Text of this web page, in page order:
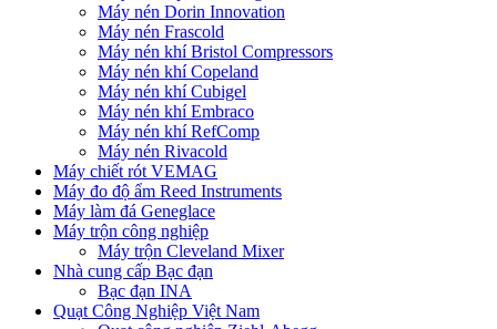
Máy nén Dorin Innovation
Máy nén Frascold
Máy nén khí Bristol Compressors
Máy nén khí Copeland
Máy nén khí Cubigel
Máy nén khí Embraco
Máy nén khí RefComp
Máy nén Rivacold
Máy chiết rót VEMAG
Máy đo độ ẩm Reed Instruments
Máy làm đá Geneglace
Máy trộn công nghiệp
Máy trộn Cleveland Mixer
Nhà cung cấp Bạc đạn
Bạc đạn INA
Quạt Công Nghiệp Việt Nam